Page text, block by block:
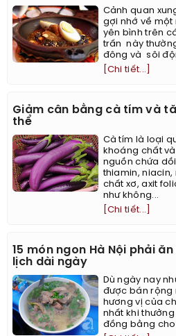
Cảnh quan
gợi nhớ về một
yên bình trên
trấn này
đông và sôi
[Chi tiết...]
Giảm cân bằng cà tím và
thể
Cà tím là loại
khoáng chất
nguồn chứa dồi
thiamin,
chất xơ, axit
như không...
[Chi tiết...]
15 món ngon Hà Nội phải
lịch dài ngày
Dù ngày nay
được bán rộng
hương vị của
nhất khi thưởng
đồng bằng cho